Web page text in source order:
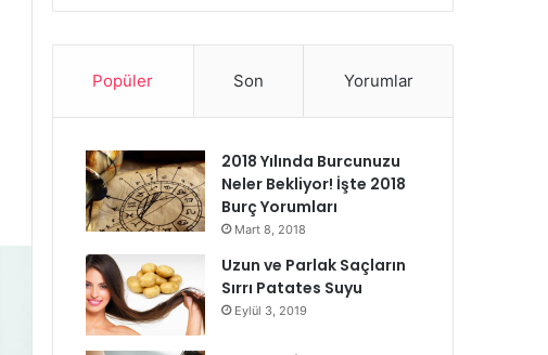
Popüler Son Yorumlar
2018 Yılında Burcunuzu
Neler Bekliyor! İşte 2018
Burç Yorumları
Mart 8, 2018
Uzun ve Parlak Saçların
Sırrı Patates Suyu
Eylül 3, 2019